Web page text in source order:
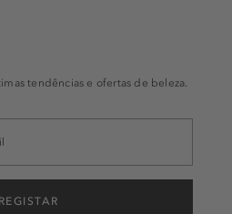
tendências e ofertas de beleza.
REGISTAR